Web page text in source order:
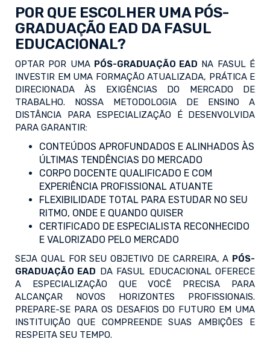
POR QUE ESCOLHER UMA PÓS-
GRADUAÇÃO EAD DA FASUL
EDUCACIONAL?
OPTAR POR UMA PÓS-GRADUAÇÃO EAD NA FASUL É
INVESTIR EM UMA FORMAÇÃO ATUALIZADA, PRÁTICA E
DIRECIONADA ÀS EXIGÊNCIAS DO MERCADO DE
TRABALHO. NOSSA METODOLOGIA DE ENSINO A
DISTÂNCIA PARA ESPECIALIZAÇÃO É DESENVOLVIDA
PARA GARANTIR:
CONTEÚDOS APROFUNDADOS E ALINHADOS ÀS
ÚLTIMAS TENDÊNCIAS DO MERCADO
CORPO DOCENTE QUALIFICADO E COM
EXPERIÊNCIA PROFISSIONAL ATUANTE
FLEXIBILIDADE TOTAL PARA ESTUDAR NO SEU
RITMO, ONDE E QUANDO QUISER
CERTIFICADO DE ESPECIALISTA RECONHECIDO
E VALORIZADO PELO MERCADO
SEJA QUAL FOR SEU OBJETIVO DE CARREIRA, A PÓS-
GRADUAÇÃO EAD DA FASUL EDUCACIONAL OFERECE
A ESPECIALIZAÇÃO QUE VOCÊ PRECISA PARA
ALCANÇAR NOVOS HORIZONTES PROFISSIONAIS.
PREPARE-SE PARA OS DESAFIOS DO FUTURO EM UMA
INSTITUIÇÃO QUE COMPREENDE SUAS AMBIÇÕES E
RESPEITA SEU TEMPO.